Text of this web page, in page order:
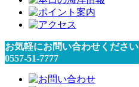
お気軽にお問い合わせください
0557-51-7777